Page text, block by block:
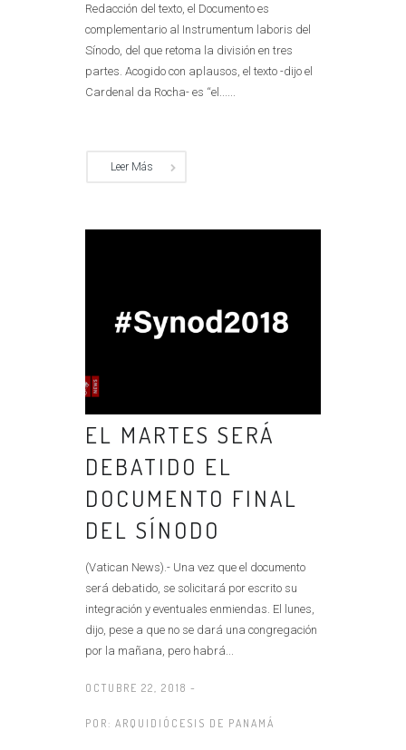
Redacción del texto, el Documento es
complementario al Instrumentum laboris del
Sínodo, del que retoma la división en tres
partes. Acogido con aplausos, el texto -dijo el
Cardenal da Rocha- es “el......
Leer Más
EL MARTES SERÁ
DEBATIDO EL
DOCUMENTO FINAL
DEL SÍNODO
(Vatican News).- Una vez que el documento
será debatido, se solicitará por escrito su
integración y eventuales enmiendas. El lunes,
dijo, pese a que no se dará una congregación
por la mañana, pero habrá...
OCTUBRE 22, 2018 -
POR: ARQUIDIÓCESIS DE PANAMÁ